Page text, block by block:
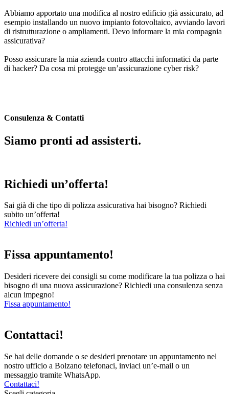
Abbiamo apportato una modifica al nostro edificio già assicurato, ad
esempio installando un nuovo impianto fotovoltaico, avviando lavori
di ristrutturazione o ampliamenti. Devo informare la mia compagnia
assicurativa?
Posso assicurare la mia azienda contro attacchi informatici da parte
di hacker? Da cosa mi protegge un’assicurazione cyber risk?
Consulenza & Contatti
Siamo pronti ad assisterti.
Richiedi un’offerta!
Sai già di che tipo di polizza assicurativa hai bisogno? Richiedi
subito un’offerta!
Richiedi un’offerta!
Fissa appuntamento!
Desideri ricevere dei consigli su come modificare la tua polizza o hai
bisogno di una nuova assicurazione? Richiedi una consulenza senza
alcun impegno!
Fissa appuntamento!
Contattaci!
Se hai delle domande o se desideri prenotare un appuntamento nel
nostro ufficio a Bolzano telefonaci, inviaci un’e-mail o un
messaggio tramite WhatsApp.
Contattaci!